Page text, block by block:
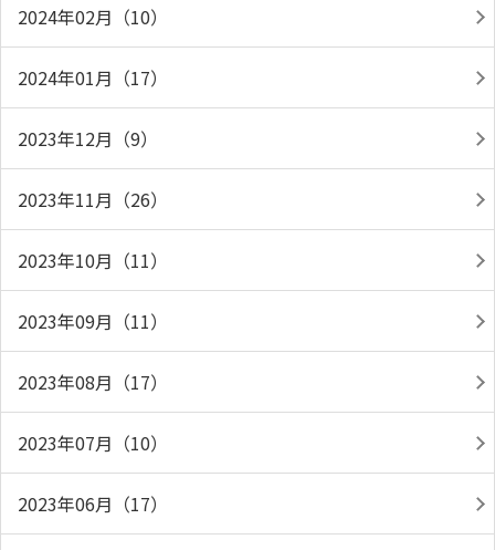
2024年02月（10）
2024年01月（17）
2023年12月（9）
2023年11月（26）
2023年10月（11）
2023年09月（11）
2023年08月（17）
2023年07月（10）
2023年06月（17）